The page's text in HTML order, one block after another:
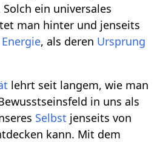
ein universales
man hinter und jenseits
Energie, als deren Ursprung
lehrt seit langem, wie man
in uns als
Selbst jenseits von
kann. Mit dem